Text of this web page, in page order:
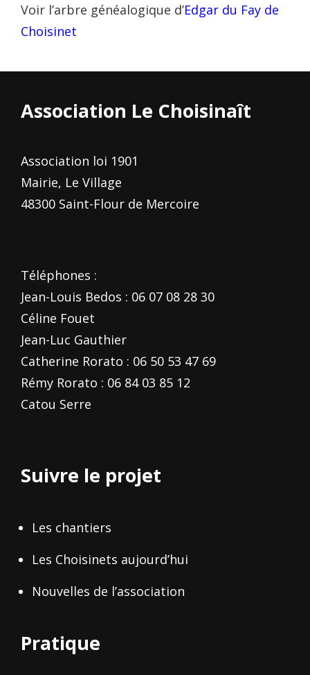
Voir l’arbre généalogique d’Edgar du Fay de
Choisinet
Association Le Choisinaît
Association loi 1901
Mairie, Le Village
48300 Saint-Flour de Mercoire
Téléphones :
Jean-Louis Bedos : 06 07 08 28 30
Céline Fouet
Jean-Luc Gauthier
Catherine Rorato : 06 50 53 47 69
Rémy Rorato : 06 84 03 85 12
Catou Serre
Suivre le projet
Les chantiers
Les Choisinets aujourd’hui
Nouvelles de l’association
Pratique